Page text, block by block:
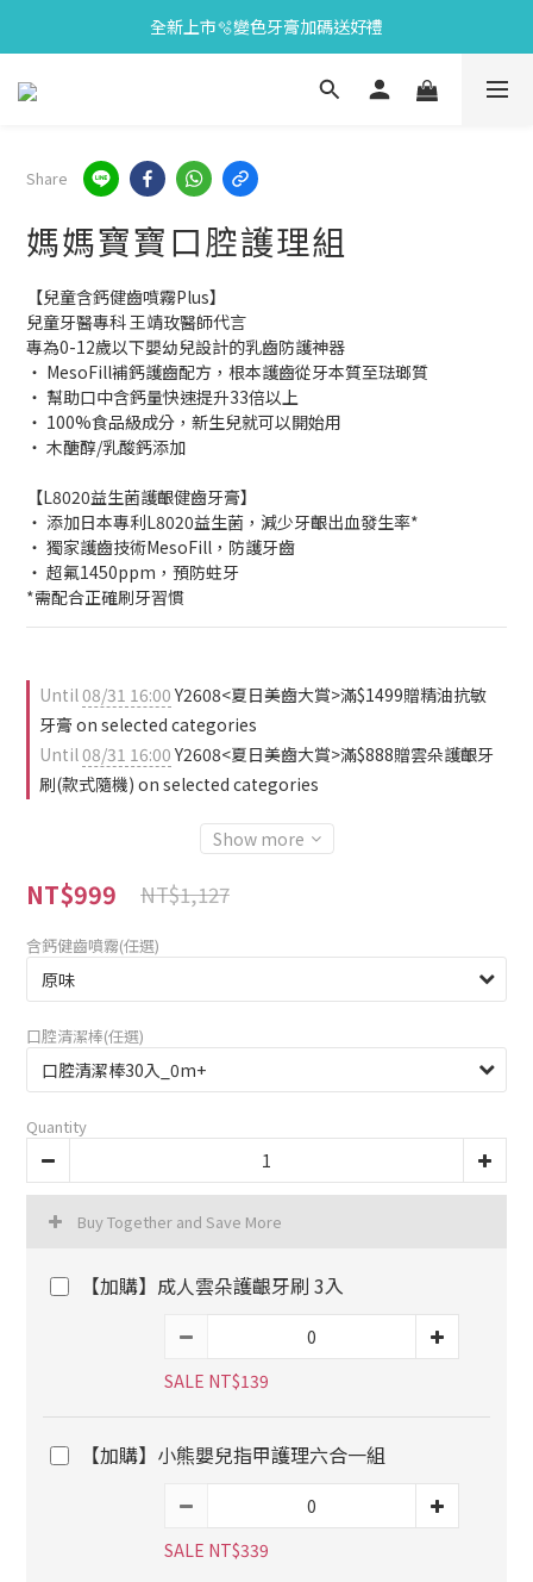
會員限定🎁點數兌換好禮
全新上市🫧變色牙膏加碼送好禮
會員限定🎁點數兌換好禮
Share
媽媽寶寶口腔護理組
【兒童含鈣健齒噴霧Plus】
兒童牙醫專科 王靖玫醫師代言
專為0-12歲以下嬰幼兒設計的乳齒防護神器
‧ MesoFill補鈣護齒配方，根本護齒從牙本質至琺瑯質
‧ 幫助口中含鈣量快速提升33倍以上
‧ 100%食品級成分，新生兒就可以開始用
‧ 木醣醇/乳酸鈣添加
【L8020益生菌護齦健齒牙膏】
‧ 添加日本專利L8020益生菌，減少牙齦出血發生率*
‧ 獨家護齒技術MesoFill，防護牙齒
‧ 超氟1450ppm，預防蛀牙
*需配合正確刷牙習慣
Until08/31 16:00 Y2608<夏日美齒大賞>滿$1499贈精油抗敏
牙膏 on selected categories
Until08/31 16:00 Y2608<夏日美齒大賞>滿$888贈雲朵護齦牙
刷(款式隨機) on selected categories
Show more
NT$999 NT$1,127
含鈣健齒噴霧(任選)
口腔清潔棒(任選)
Quantity
Buy Together and Save More
【加購】成人雲朵護齦牙刷 3入
SALE NT$139
【加購】小熊嬰兒指甲護理六合一組
SALE NT$339